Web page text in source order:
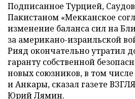
Подписанное Турцией,
Пакистаном «Мекканское
изменение баланса сил на
за американо-израильской
Рияд окончательно утратил
гаранту собственной
новых союзников, в том
и Анкары, сказал газете
Юрий Лямин.